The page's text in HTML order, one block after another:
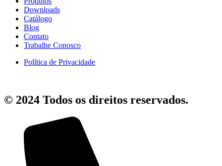
Downloads
Catálogo
Blog
Contato
Trabalhe Conosco
Política de Privacidade
© 2024 Todos os direitos reservados.